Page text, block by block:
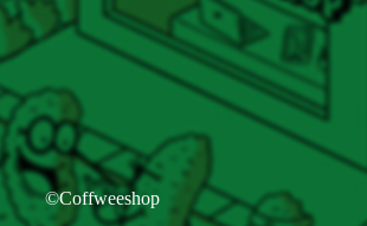
©Coffweeshop